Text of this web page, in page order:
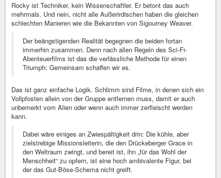
Rocky ist Techniker, kein Wissenschaftler. Er betont das auch
mehrmals. Und nein, nicht alle Außerirdischen haben die gleichen
schlechten Manieren wie die Bekannten von Sigourney Weaver.
Der beängstigenden Realität begegnen die beiden fortan
immerhin zusammen. Denn nach allen Regeln des Sci-Fi-
Abenteuerfilms ist das die verlässliche Methode für einen
Triumph: Gemeinsam schaffen wir es.
Das ist ganz einfache Logik. Schlimm sind Filme, in denen sich ein
Vollpfosten allein von der Gruppe entfernen muss, damit er auch
unbemerkt vom Alien oder wenn auch immer zerfleischt werden
kann.
Dabei wäre einiges an Zwiespältigkeit drin: Die kühle, aber
zielstrebige Missionsleiterin, die den Drückeberger Grace in
den Weltraum zwingt, und bereit ist, ihn „für das Wohl der
Menschheit“ zu opfern, ist eine hoch ambivalente Figur, bei
der das Gut-Böse-Schema nicht greift.